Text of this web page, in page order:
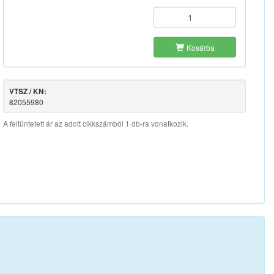
Kosárba
VTSZ / KN:
82055980
A feltüntetett ár az adott cikkszámból 1 db-ra vonatkozik.